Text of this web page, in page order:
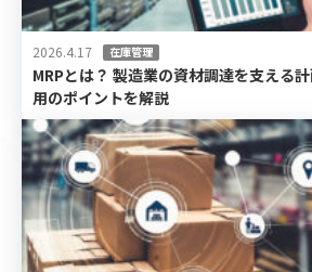
2026.4.17 在庫管理
MRPとは？ 製造業の資材調達を支える
用のポイントを解説